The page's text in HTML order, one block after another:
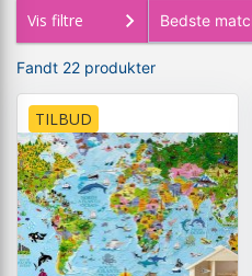
Vis filtre
Fandt 22 produkter
TILBUD